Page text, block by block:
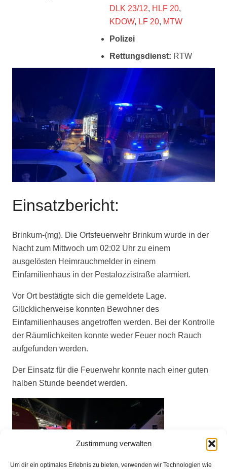
Zustimmung verwalten
Um dir ein optimales Erlebnis zu bieten, verwenden wir Technologien wie
DLK 23/12, HLF 20,
KDOW, LF 20, MTW
Polizei
Rettungsdienst: RTW
Einsatzbericht:
Brinkum-(mg). Die Ortsfeuerwehr Brinkum wurde in der
Nacht zum Mittwoch um 02:02 Uhr zu einem
ausgelösten Heimrauchmelder in einem
Einfamilienhaus in der Pestalozzistraße alarmiert.
Vor Ort bestätigte sich die gemeldete Lage.
Glücklicherweise konnten Bewohner des
Einfamilienhauses angetroffen werden. Bei der Kontrolle
der Räumlichkeiten konnte weder Feuer noch Rauch
aufgefunden werden.
Der Einsatz für die Feuerwehr konnte nach einer guten
halben Stunde beendet werden.